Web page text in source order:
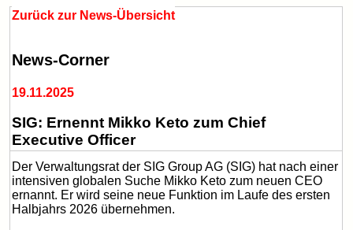
Zurück zur News-Übersicht
News-Corner
19.11.2025
SIG: Ernennt Mikko Keto zum Chief
Executive Officer
Der Verwaltungsrat der SIG Group AG (SIG) hat nach einer
intensiven globalen Suche Mikko Keto zum neuen CEO
ernannt. Er wird seine neue Funktion im Laufe des ersten
Halbjahrs 2026 übernehmen.